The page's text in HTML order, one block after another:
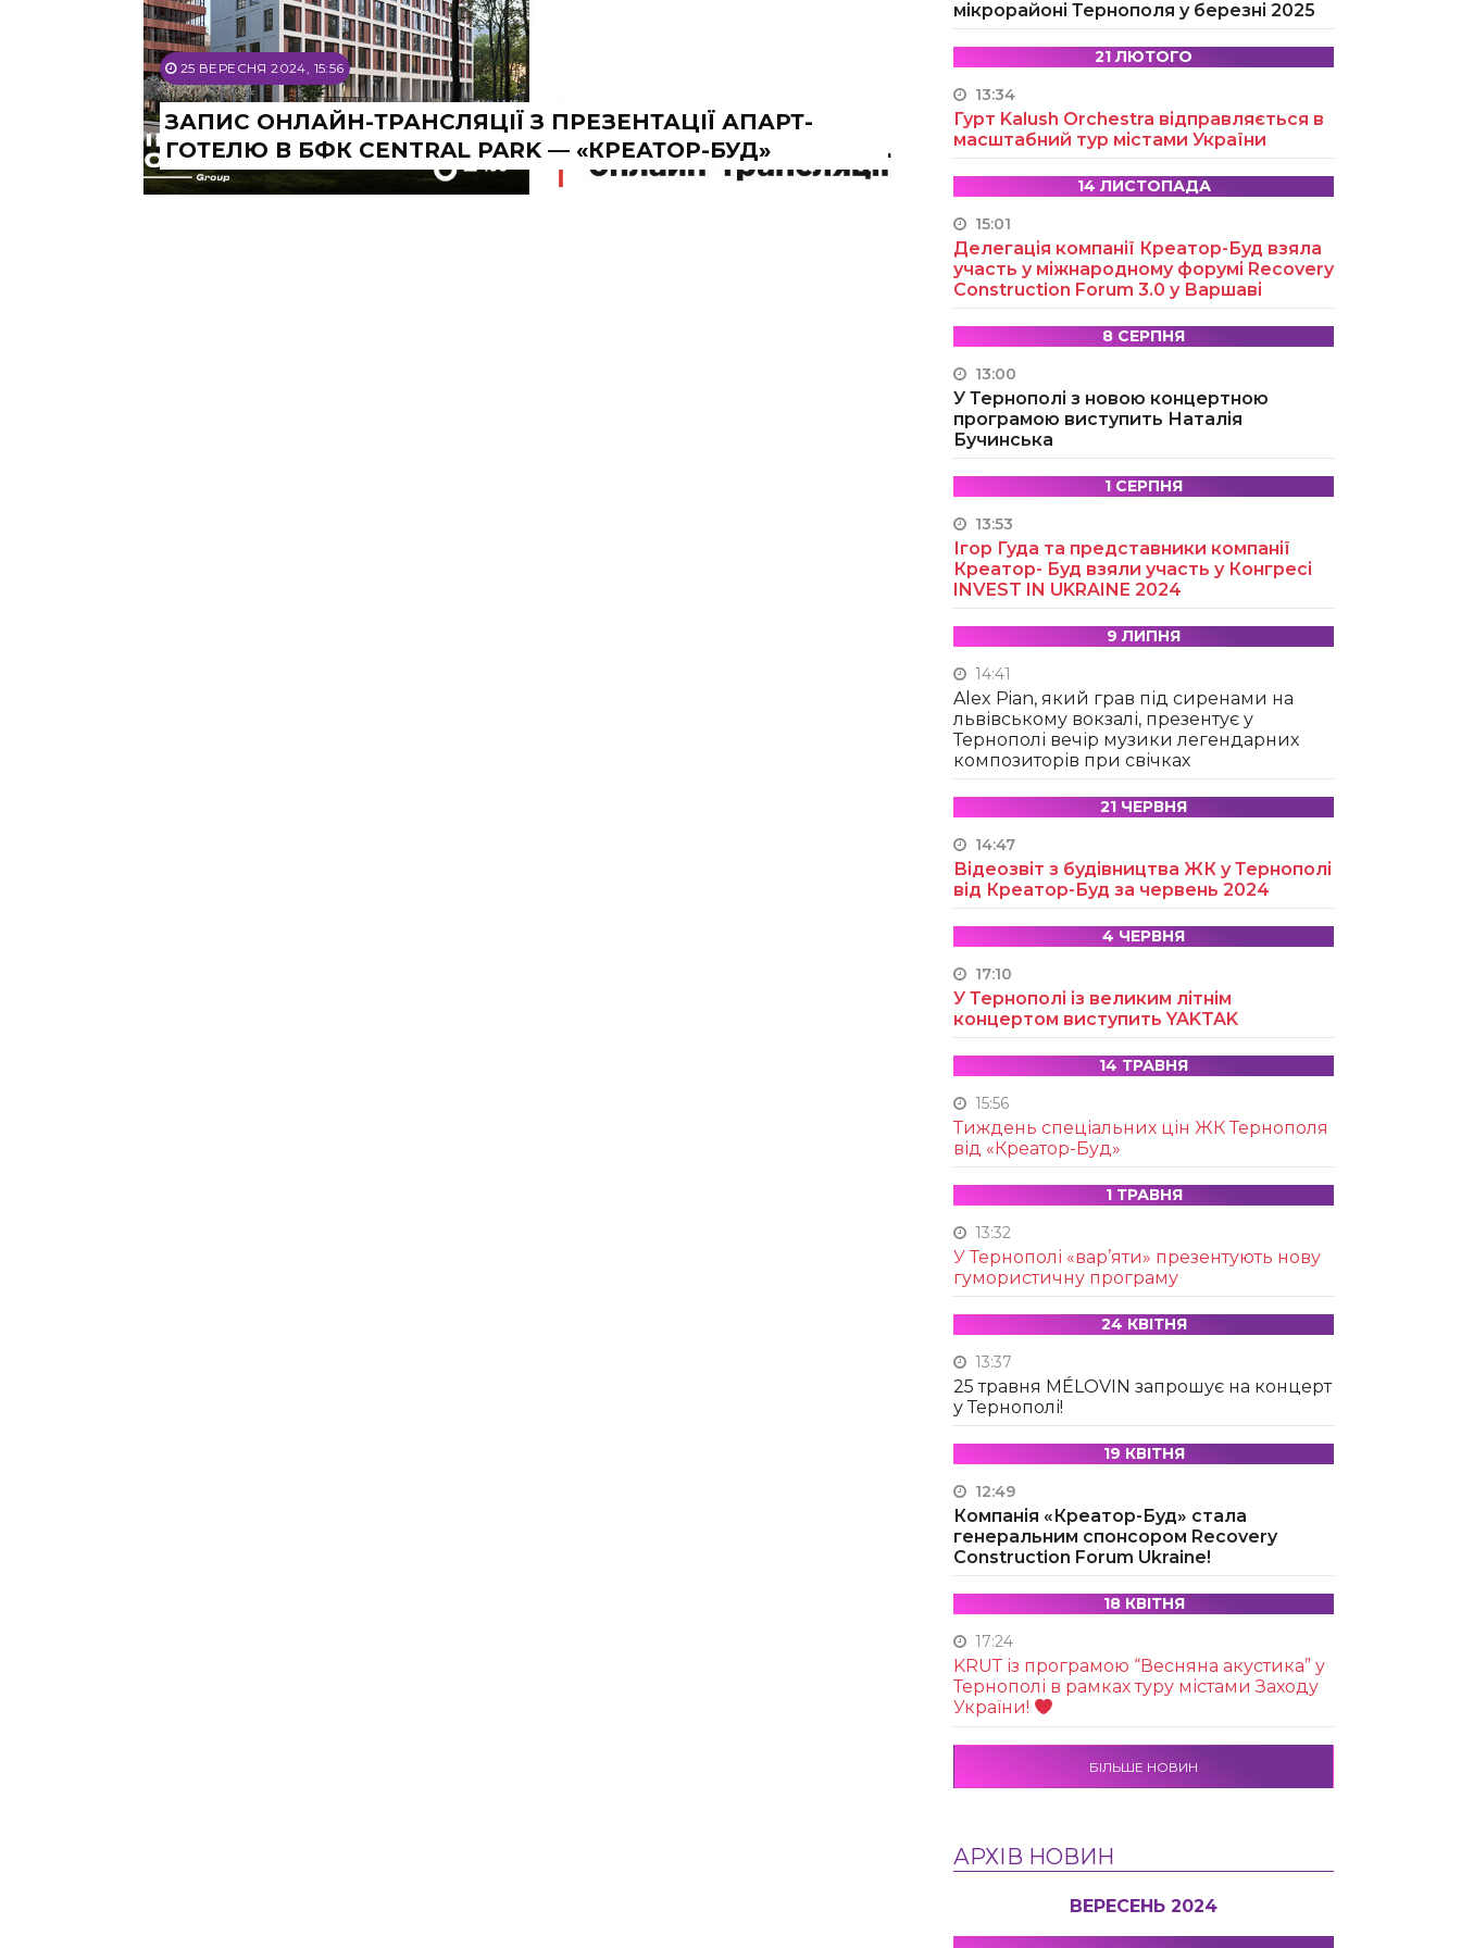
25 ВЕРЕСНЯ 2024, 15:56
ЗАПИС ОНЛАЙН-ТРАНСЛЯЦІЇ З ПРЕЗЕНТАЦІЇ АПАРТ-
ГОТЕЛЮ В БФК CENTRAL PARK — «КРЕАТОР-БУД»
мікрорайоні Тернополя у березні 2025
21 ЛЮТОГО
13:34
Гурт Kalush Orchestra відправляється в
масштабний тур містами України
14 ЛИСТОПАДА
15:01
Делегація компанії Креатор-Буд взяла
участь у міжнародному форумі Recovery
Construction Forum 3.0 у Варшаві
8 СЕРПНЯ
13:00
У Тернополі з новою концертною
програмою виступить Наталія
Бучинська
1 СЕРПНЯ
13:53
Ігор Гуда та представники компанії
Креатор- Буд взяли участь у Конгресі
INVEST IN UKRAINE 2024
9 ЛИПНЯ
14:41
Alex Pian, який грав під сиренами на
львівському вокзалі, презентує у
Тернополі вечір музики легендарних
композиторів при свічках
21 ЧЕРВНЯ
14:47
Відеозвіт з будівництва ЖК у Тернополі
від Креатор-Буд за червень 2024
4 ЧЕРВНЯ
17:10
У Тернополі із великим літнім
концертом виступить YAKTAK
14 ТРАВНЯ
15:56
Тиждень спеціальних цін ЖК Тернополя
від «Креатор-Буд»
1 ТРАВНЯ
13:32
У Тернополі «вар’яти» презентують нову
гумористичну програму
24 КВІТНЯ
13:37
25 травня MÉLOVIN запрошує на концерт
у Тернополі!
19 КВІТНЯ
12:49
Компанія «Креатор-Буд» стала
генеральним спонсором Recovery
Construction Forum Ukraine!
18 КВІТНЯ
17:24
KRUТ із програмою “Весняна акустика” у
Тернополі в рамках туру містами Заходу
України!
БІЛЬШЕ НОВИН
АРХІВ НОВИН
ВЕРЕСЕНЬ 2024